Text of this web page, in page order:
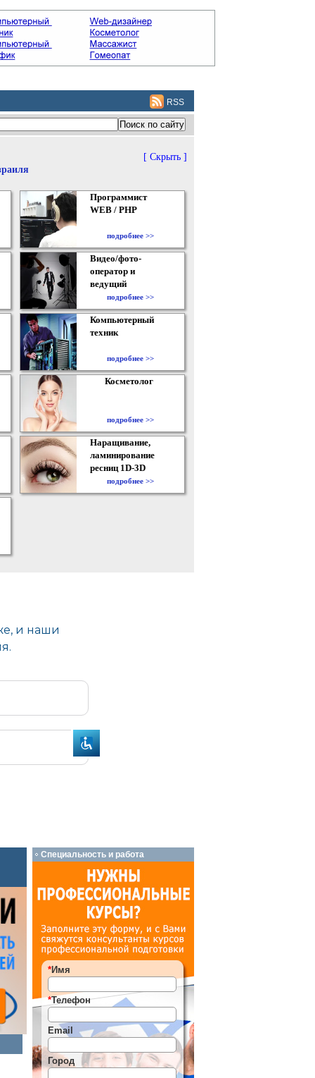
RSS
[ Скрыть ]
Программист
WEB / PHP
подробнее >>
Видео/фото-
оператор и
ведущий
подробнее >>
Компьютерный
техник
подробнее >>
Косметолог
подробнее >>
Наращивание,
ламинирование
ресниц 1D-3D
подробнее >>
Специальность и работа
*Имя
*Телефон
Email
Город